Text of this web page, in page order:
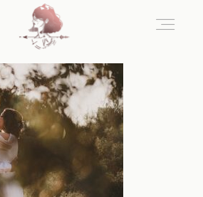
Home
Blog